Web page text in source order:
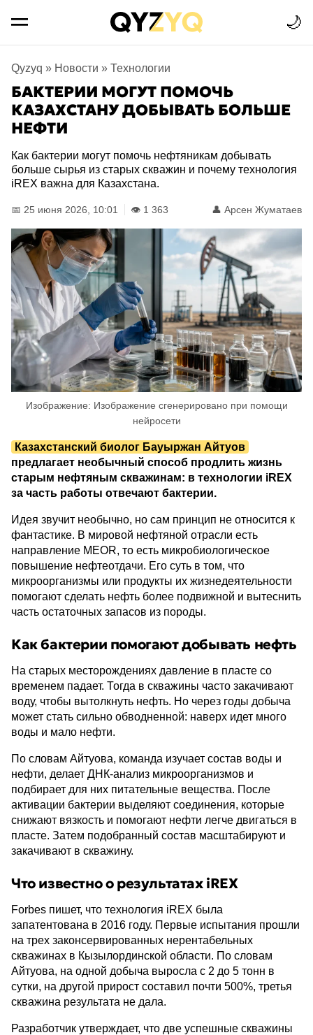
🌙
Qyzyq » Новости » Технологии
БАКТЕРИИ МОГУТ ПОМОЧЬ
КАЗАХСТАНУ ДОБЫВАТЬ БОЛЬШЕ
НЕФТИ
Как бактерии могут помочь нефтяникам добывать
больше сырья из старых скважин и почему технология
iREX важна для Казахстана.
📅 25 июня 2026, 10:01 👁️ 1 363 👤 Арсен Жуматаев
Изображение: Изображение сгенерировано при помощи
нейросети
Казахстанский биолог Бауыржан Айтуов
предлагает необычный способ продлить жизнь
старым нефтяным скважинам: в технологии iREX
за часть работы отвечают бактерии.
Идея звучит необычно, но сам принцип не относится к
фантастике. В мировой нефтяной отрасли есть
направление MEOR, то есть микробиологическое
повышение нефтеотдачи. Его суть в том, что
микроорганизмы или продукты их жизнедеятельности
помогают сделать нефть более подвижной и вытеснить
часть остаточных запасов из породы.
Как бактерии помогают добывать нефть
На старых месторождениях давление в пласте со
временем падает. Тогда в скважины часто закачивают
воду, чтобы вытолкнуть нефть. Но через годы добыча
может стать сильно обводненной: наверх идет много
воды и мало нефти.
По словам Айтуова, команда изучает состав воды и
нефти, делает ДНК-анализ микроорганизмов и
подбирает для них питательные вещества. После
активации бактерии выделяют соединения, которые
снижают вязкость и помогают нефти легче двигаться в
пласте. Затем подобранный состав масштабируют и
закачивают в скважину.
Что известно о результатах iREX
Forbes пишет, что технология iREX была
запатентована в 2016 году. Первые испытания прошли
на трех законсервированных нерентабельных
скважинах в Кызылординской области. По словам
Айтуова, на одной добыча выросла с 2 до 5 тонн в
сутки, на другой прирост составил почти 500%, третья
скважина результата не дала.
Разработчик утверждает, что две успешные скважины